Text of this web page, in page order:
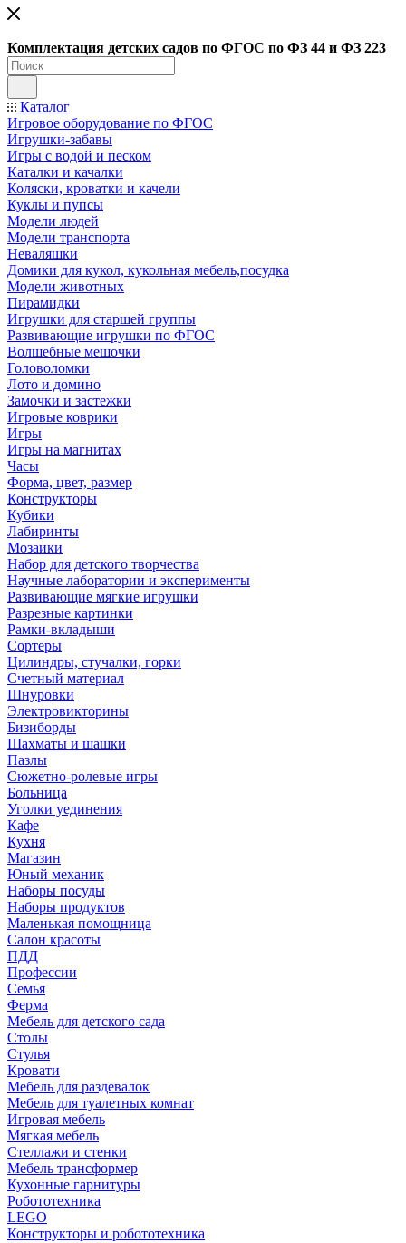
Комплектация детских садов по ФГОC по ФЗ 44 и ФЗ 223
Каталог
Игровое оборудование по ФГОС
Игрушки-забавы
Игры с водой и песком
Каталки и качалки
Коляски, кроватки и качели
Куклы и пупсы
Модели людей
Модели транспорта
Неваляшки
Домики для кукол, кукольная мебель,посудка
Модели животных
Пирамидки
Игрушки для старшей группы
Развивающие игрушки по ФГОС
Волшебные мешочки
Головоломки
Лото и домино
Замочки и застежки
Игровые коврики
Игры
Игры на магнитах
Часы
Форма, цвет, размер
Конструкторы
Кубики
Лабиринты
Мозаики
Набор для детского творчества
Научные лаборатории и эксперименты
Развивающие мягкие игрушки
Разрезные картинки
Рамки-вкладыши
Сортеры
Цилиндры, стучалки, горки
Счетный материал
Шнуровки
Электровикторины
Бизиборды
Шахматы и шашки
Пазлы
Сюжетно-ролевые игры
Больница
Уголки уединения
Кафе
Кухня
Магазин
Юный механик
Наборы посуды
Наборы продуктов
Маленькая помощница
Салон красоты
ПДД
Профессии
Семья
Ферма
Мебель для детского сада
Столы
Cтулья
Кровати
Мебель для раздевалок
Мебель для туалетных комнат
Игровая мебель
Мягкая мебель
Стеллажи и стенки
Мебель трансформер
Кухонные гарнитуры
Робототехника
LEGO
Конструкторы и робототехника